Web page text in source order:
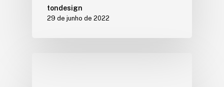
tondesign
29 de junho de 2022